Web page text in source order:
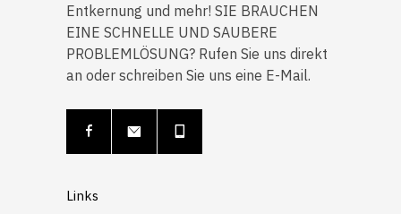
Entkernung und mehr! SIE BRAUCHEN
EINE SCHNELLE UND SAUBERE
PROBLEMLÖSUNG? Rufen Sie uns direkt
an oder schreiben Sie uns eine E-Mail.
Links